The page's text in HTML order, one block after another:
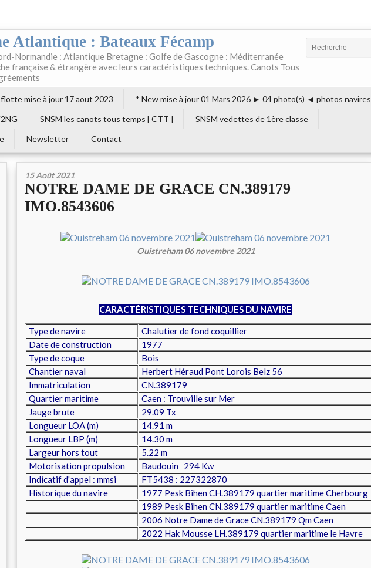
Atlantique : Bateaux Fécamp
Normandie : Atlantique Bretagne : Golfe de Gascogne : Méditerranée
française & étrangère avec leurs caractéristiques techniques. Canots Tous
mise à jour 17 aout 2023
* New mise à jour 01 Mars 2026 ► 04 photo(s) ◄ photos navires
SNSM les canots tous temps [ CTT ]
SNSM vedettes de 1ère classe
Newsletter Contact
15 Août 2021
NOTRE DAME DE GRACE CN.389179
IMO.8543606
Ouistreham 06 novembre 2021
CARACTÉRISTIQUES TECHNIQUES DU NAVIRE
Type de navire
Chalutier de fond coquillier
Date de construction
1977
Type de coque
Bois
Chantier naval
Herbert Héraud Pont Lorois Belz 56
Immatriculation
CN.389179
Quartier maritime
Caen : Trouville sur Mer
Jauge brute
29.09 Tx
Longueur LOA (m)
14.91 m
Longueur LBP (m)
14.30 m
Largeur hors tout
5.22 m
Motorisation propulsion
Baudouin 294 Kw
Indicatif d'appel : mmsi
FT5438 : 227322870
Historique du navire
1977 Pesk Bihen CH.389179 quartier maritime Cherbourg
1989 Pesk Bihen CN.389179 quartier maritime Caen
2006 Notre Dame de Grace CN.389179 Qm Caen
2022 Hak Mousse LH.389179 quartier maritime le Havre